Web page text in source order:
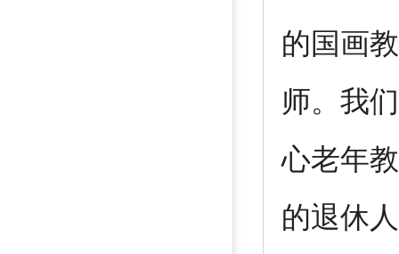
的国画
师。我
心老年
的退休